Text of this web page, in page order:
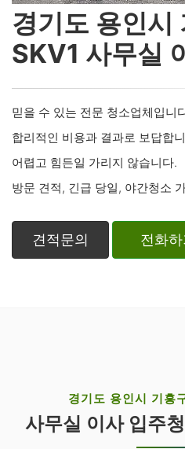
경기도 용인시
SKV1 사무실
믿을 수 있는 전문 청소업체입니
합리적인 비용과 결과로 보답합
어렵고 힘든일 가리지 않습니다.
방문 견적, 긴급 당일, 야간청소
견적문의 전화하
경기도 용인시 기흥
사무실 이사 입주